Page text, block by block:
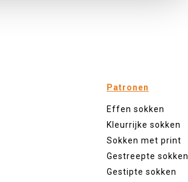
Patronen
Effen sokken
Kleurrijke sokken
Sokken met print
Gestreepte sokken
Gestipte sokken